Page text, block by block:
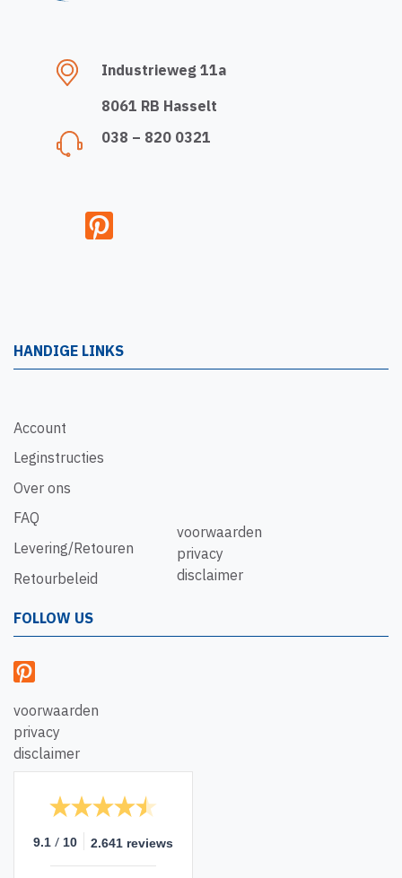
Industrieweg 11a
8061 RB Hasselt
038 – 820 0321
HANDIGE LINKS
Account
Leginstructies
Over ons
FAQ
Levering/Retouren
Retourbeleid
voorwaarden
privacy
disclaimer
FOLLOW US
voorwaarden
privacy
disclaimer
9.1 / 10 2.641 reviews